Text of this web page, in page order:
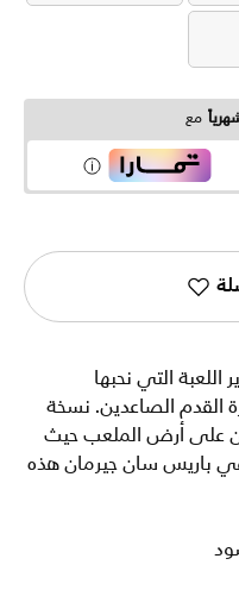
مع
التي نحبها
الصاعدين. نسخة
على أرض الملعب حيث
باريس سان جيرمان هذه